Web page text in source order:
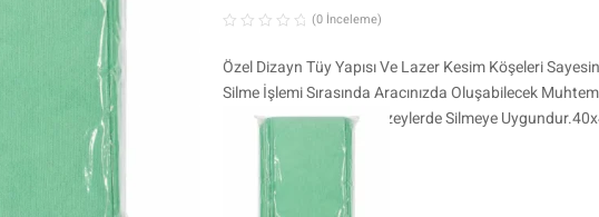
(0 İnceleme)
Özel Dizayn Tüy Yapısı Ve Lazer Kesim Köşeleri
Silme İşlemi Sırasında Aracınızda Oluşabilecek
Boyalı , Cam , Plastik Yüzeylerde Silmeye